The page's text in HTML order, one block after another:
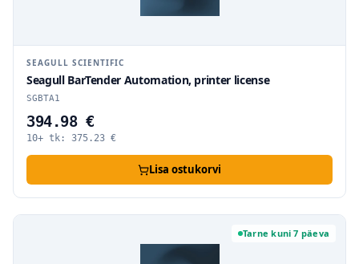
SEAGULL SCIENTIFIC
Seagull BarTender Automation, printer license
SGBTA1
394.98 €
10+ tk: 375.23 €
Lisa ostukorvi
Tarne kuni 7 päeva